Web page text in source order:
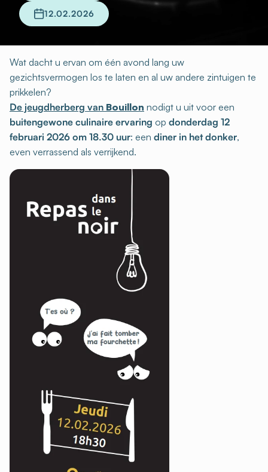
12.02.2026
Wat dacht u ervan om één avond lang uw
gezichtsvermogen los te laten en al uw andere zintuigen te
prikkelen?
De jeugdherberg van Bouillon nodigt u uit voor een
buitengewone culinaire ervaring op donderdag 12
februari 2026 om 18.30 uur: een diner in het donker,
even verrassend als verrijkend.